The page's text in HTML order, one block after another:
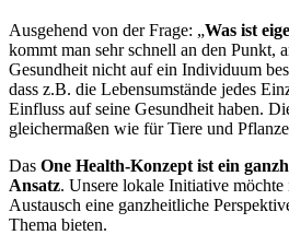
Ausgehend von der Frage: „Was ist
kommt man sehr schnell an den Punkt,
Gesundheit nicht auf ein Individuum
dass z.B. die Lebensumstände jedes
Einfluss auf seine Gesundheit haben.
gleichermaßen wie für Tiere und
Das One Health-Konzept ist ein
Ansatz. Unsere lokale Initiative
Austausch eine ganzheitliche
Thema bieten.